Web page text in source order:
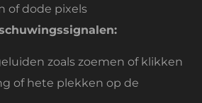
of dode pixels
zoals zoemen of klikken
of hete plekken op de